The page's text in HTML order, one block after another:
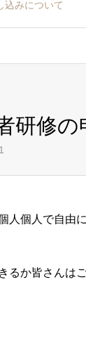
込みについて
研修
個人で自由
るか皆さんは